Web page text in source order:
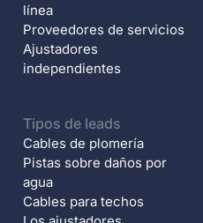
línea
Proveedores de servicios
Ajustadores
independientes
Tipos de leads
Cables de plomería
Pistas sobre daños por
agua
Cables para techos